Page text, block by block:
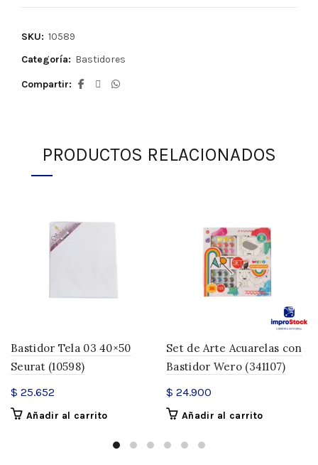
SKU: 10589
Categoría: Bastidores
Compartir
PRODUCTOS RELACIONADOS
Bastidor Tela 03 40×50
Seurat (10598)
$ 25.652
Añadir al carrito
Set de Arte Acuarelas con
Bastidor Wero (341107)
$ 24.900
Añadir al carrito